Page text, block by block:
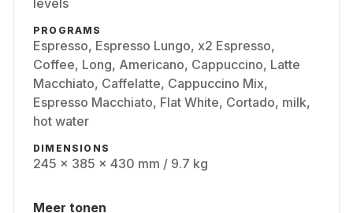
levels
PROGRAMS
Espresso, Espresso Lungo, x2 Espresso,
Coffee, Long, Americano, Cappuccino, Latte
Macchiato, Caffelatte, Cappuccino Mix,
Espresso Macchiato, Flat White, Cortado, milk,
hot water
DIMENSIONS
245 x 385 x 430 mm / 9.7 kg
Meer tonen